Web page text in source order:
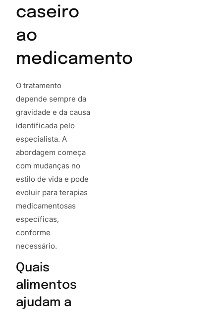
caseiro
ao
medicamento
O tratamento
depende sempre da
gravidade e da causa
identificada pelo
especialista. A
abordagem começa
com mudanças no
estilo de vida e pode
evoluir para terapias
medicamentosas
específicas,
conforme
necessário.
Quais
alimentos
ajudam a